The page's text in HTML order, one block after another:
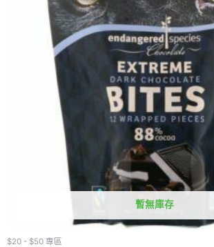
暫無庫存
$20 - $50 專區